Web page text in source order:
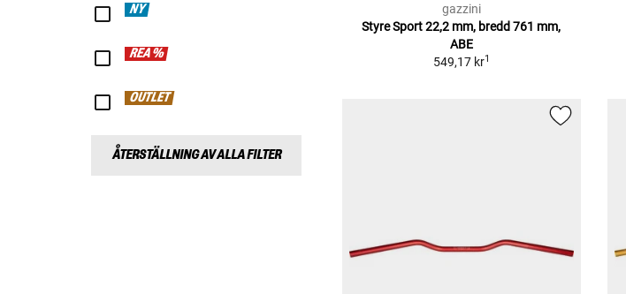
NY
REA %
OUTLET
ÅTERSTÄLLNING AV ALLA FILTER
gazzini
Styre Sport 22,2 mm, bredd 761 mm,
ABE
549,17 kr1